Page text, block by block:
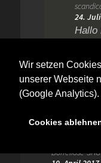
Wir setzen
unserer Webseite
(Google Analytics).
Cookies
24.
Hallo
Borreliose-